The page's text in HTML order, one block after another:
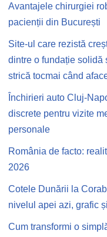
Avantajele chirurgiei
pacienții din București
Site-ul care rezistă
dintre o fundație solidă
strică tocmai când
Închirieri auto Cluj-
discrete pentru vizite
personale
România de facto:
2026
Cotele Dunării la
nivelul apei azi, grafic
Cum transformi o